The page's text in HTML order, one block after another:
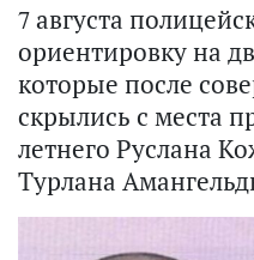
7 августа
ориентировку на
которые после
скрылись с места
летнего Руслана
Турлана